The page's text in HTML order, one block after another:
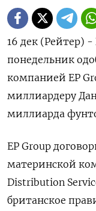
16 дек (Рейтер) -
понедельник
компанией EP
миллиардеру
миллиарда
EP Group
материнской
Distribution
британское